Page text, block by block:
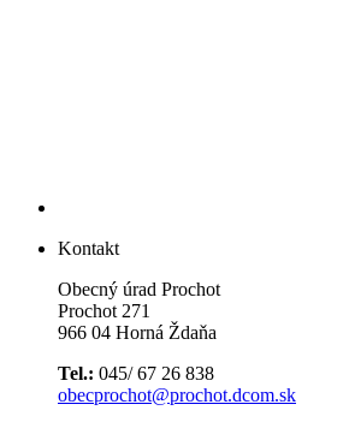
Kontakt
Obecný úrad Prochot
Prochot 271
966 04 Horná Ždaňa
Tel.: 045/ 67 26 838
obecprochot@prochot.dcom.sk